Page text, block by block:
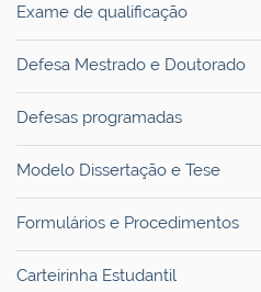
Exame de qualificação
Defesa Mestrado e Doutorado
Defesas programadas
Modelo Dissertação e Tese
Formulários e Procedimentos
Carteirinha Estudantil